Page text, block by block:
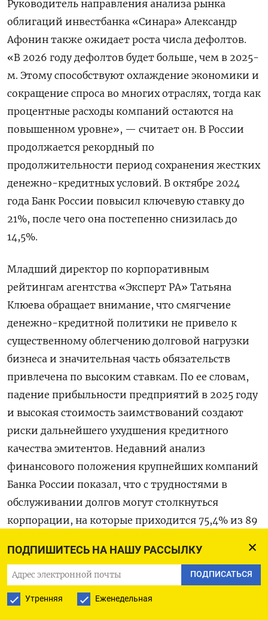
ПОДПИШИТЕСЬ НА НАШУ РАССЫЛКУ
ПОДПИСАТЬСЯ
Утренняя Еженедельная
Руководитель направления анализа рынка
облигаций инвестбанка «Синара» Александр
Афонин также ожидает роста числа дефолтов.
«В 2026 году дефолтов будет больше, чем в 2025-
м. Этому способствуют охлаждение экономики и
сокращение спроса во многих отраслях, тогда как
процентные расходы компаний остаются на
повышенном уровне», — считает он. В России
продолжается рекордный по
продолжительности период сохранения жестких
денежно-кредитных условий. В октябре 2024
года Банк России повысил ключевую ставку до
21%, после чего она постепенно снизилась до
14,5%.
Младший директор по корпоративным
рейтингам агентства «Эксперт РА» Татьяна
Клюева обращает внимание, что смягчение
денежно-кредитной политики не привело к
существенному облегчению долговой нагрузки
бизнеса и значительная часть обязательств
привлечена по высоким ставкам. По ее словам,
падение прибыльности предприятий в 2025 году
и высокая стоимость заимствований создают
риски дальнейшего ухудшения кредитного
качества эмитентов. Недавний анализ
финансового положения крупнейших компаний
Банка России показал, что с трудностями в
обслуживании долгов могут столкнуться
корпорации, на которые приходится 75,4% из 89
отчетность по международным стандартам.
Прежде всего в угольной и строительной
отраслях, торговле и машиностроении, отметил